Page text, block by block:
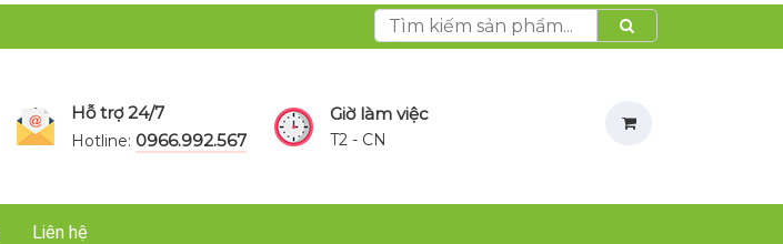
Hỗ trợ 24/7
Hotline: 0966.992.567
Giờ làm việc
T2 - CN
Liên hệ